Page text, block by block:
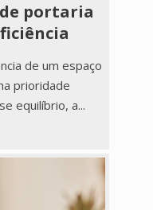
portaria
de um espaço
prioridade
equilíbrio, a...